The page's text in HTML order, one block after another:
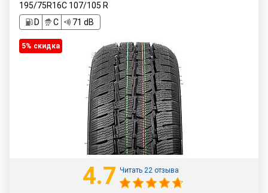
195/75R16C 107/105 R
D
C 71 dB
5% cкидка
4.7 Читать 22 отзыва